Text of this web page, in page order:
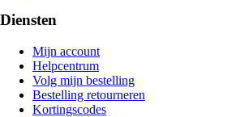
Diensten
Mijn account
Helpcentrum
Volg mijn bestelling
Bestelling retourneren
Kortingscodes